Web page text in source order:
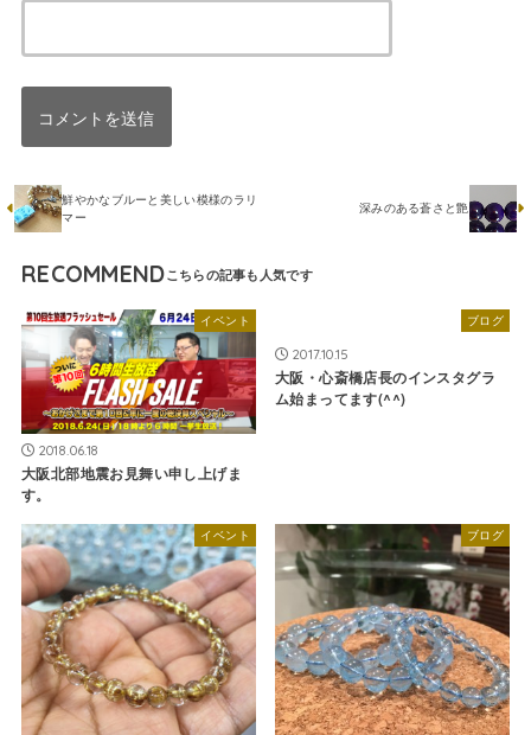
鮮やかなブルーと美しい模様のラリ
マー
深みのある蒼さと艶
RECOMMEND
イベント
2018.06.18
大阪北部地震お見舞い申し上げま
す。
ブログ
2017.10.15
大阪・心斎橋店長のインスタグラ
ム始まってます(^^)
イベント ブログ